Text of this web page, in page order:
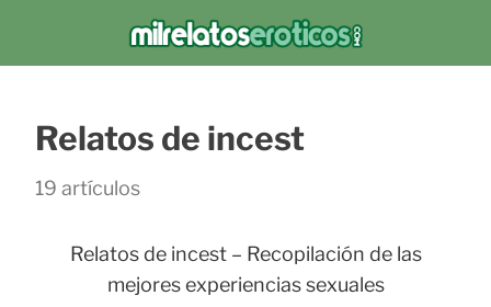
Relatos de incest
19 artículos
Relatos de incest – Recopilación de las
mejores experiencias sexuales